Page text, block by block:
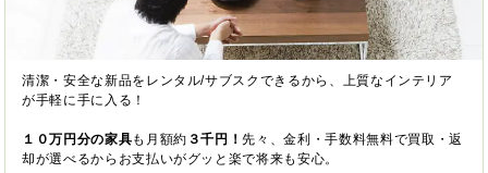
清潔・安全な新品をレンタル/サブスクできるから、上質なインテリア
が手軽に手に入る！
１０万円分の家具も月額約 ３千円！先々、金利・手数料無料で買取・返
却が選べるからお支払いがグッと楽で将来も安心。